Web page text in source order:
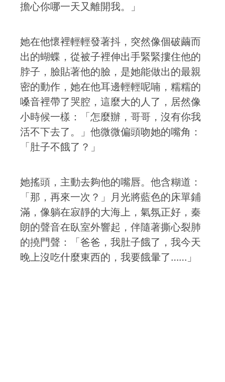
擔心你哪一天又離開我。」
她在他懷裡輕輕發著抖，突然像個破繭而
出的蝴蝶，從被子裡伸出手緊緊摟住他的
脖子，臉貼著他的臉，是她能做出的最親
密的動作，她在他耳邊輕輕呢喃，糯糯的
嗓音裡帶了哭腔，這麼大的人了，居然像
小時候一樣：「怎麼辦，哥哥，沒有你我
活不下去了。」他微微偏頭吻她的嘴角：
「肚子不餓了？」
她搖頭，主動去夠他的嘴唇。他含糊道：
「那，再來一次？」月光將藍色的床單鋪
滿，像躺在寂靜的大海上，氣氛正好，秦
朗的聲音在臥室外響起，伴隨著撕心裂肺
的撓門聲：「爸爸，我肚子餓了，我今天
晚上沒吃什麼東西的，我要餓暈了……」